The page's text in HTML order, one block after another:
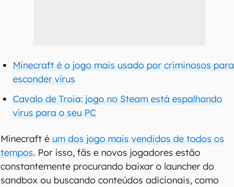
Minecraft é o jogo mais usado por criminosos para
esconder vírus
Cavalo de Troia: jogo no Steam está espalhando
vírus para o seu PC
Minecraft é um dos jogo mais vendidos de todos os
tempos. Por isso, fãs e novos jogadores estão
constantemente procurando baixar o launcher do
sandbox ou buscando conteúdos adicionais, como